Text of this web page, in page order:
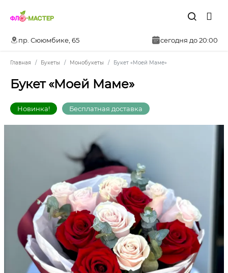
пр. Сююмбике, 65 сегодня до 20:00
Главная Букеты Монобукеты Букет «Моей Маме»
Букет «Моей Маме»
Новинка! Бесплатная доставка